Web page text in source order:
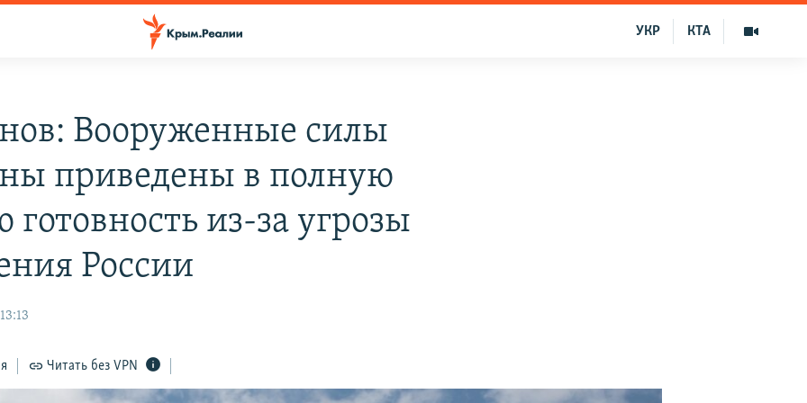
КТА
УКР
Вооруженные силы
приведены в полную
готовность из-за угрозы
России
Читать без VPN